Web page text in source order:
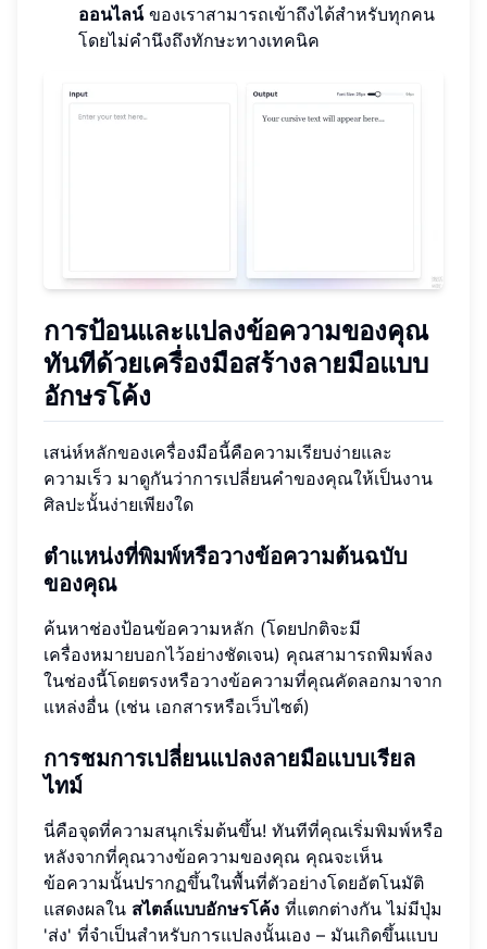
ออนไลน์ของเราสามารถเข้าถึงได้สำหรับทุกคน
โดยไม่คำนึงถึงทักษะทางเทคนิค
การป้อนและแปลงข้อความของคุณ
ทันทีด้วยเครื่องมือสร้างลายมือแบบ
อักษรโค้ง
เสน่ห์หลักของเครื่องมือนี้คือความเรียบง่ายและ
ความเร็ว มาดูกันว่าการเปลี่ยนคำของคุณให้เป็นงาน
ศิลปะนั้นง่ายเพียงใด
ตำแหน่งที่พิมพ์หรือวางข้อความต้นฉบับ
ของคุณ
ค้นหาช่องป้อนข้อความหลัก (โดยปกติจะมี
เครื่องหมายบอกไว้อย่างชัดเจน) คุณสามารถพิมพ์ลง
ในช่องนี้โดยตรงหรือวางข้อความที่คุณคัดลอกมาจาก
แหล่งอื่น (เช่น เอกสารหรือเว็บไซต์)
การชมการเปลี่ยนแปลงลายมือแบบเรียล
ไทม์
นี่คือจุดที่ความสนุกเริ่มต้นขึ้น! ทันทีที่คุณเริ่มพิมพ์หรือ
หลังจากที่คุณวางข้อความของคุณ คุณจะเห็น
ข้อความนั้นปรากฏขึ้นในพื้นที่ตัวอย่างโดยอัตโนมัติ
แสดงผลใน สไตล์แบบอักษรโค้ง ที่แตกต่างกัน ไม่มีปุ่ม
'ส่ง' ที่จำเป็นสำหรับการแปลงนั้นเอง – มันเกิดขึ้นแบบ